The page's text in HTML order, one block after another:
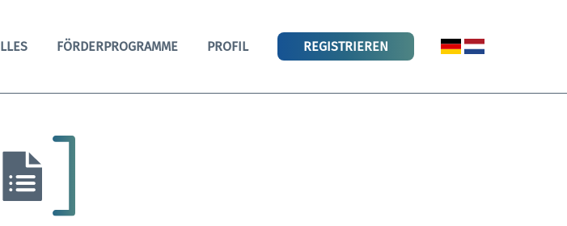
FÖRDERPROGRAMME PROFIL REGISTRIEREN